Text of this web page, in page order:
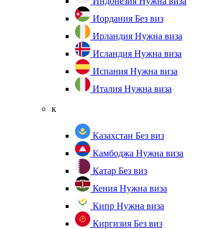
Иордания Без виз
Ирландия Нужна виза
Исландия Нужна виза
Испания Нужна виза
Италия Нужна виза
к
Казахстан Без виз
Камбоджа Нужна виза
Катар Без виз
Кения Нужна виза
Кипр Нужна виза
Киргизия Без виз